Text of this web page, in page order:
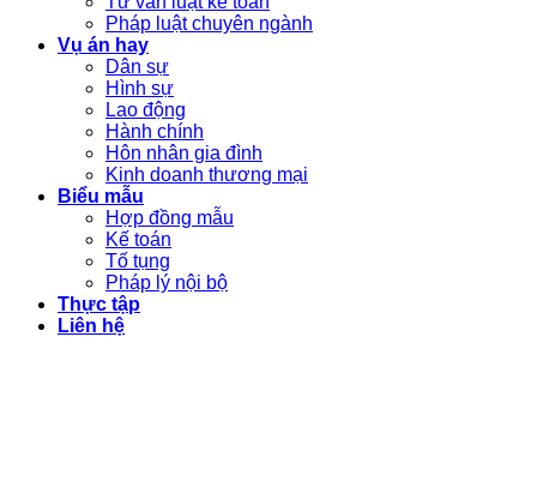
Pháp luật chuyên ngành
Vụ án hay
Dân sự
Hình sự
Lao động
Hành chính
Hôn nhân gia đình
Kinh doanh thương mại
Biểu mẫu
Hợp đồng mẫu
Kế toán
Tố tụng
Pháp lý nội bộ
Thực tập
Liên hệ